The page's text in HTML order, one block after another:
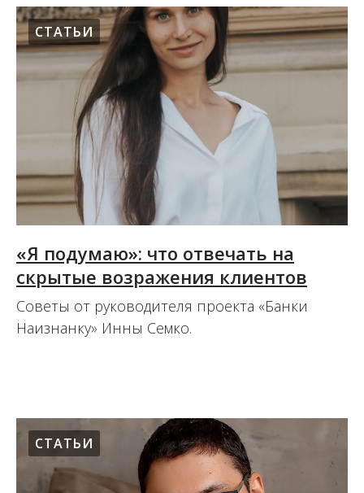
СТАТЬИ
«Я подумаю»: что отвечать на
скрытые возражения клиентов
Советы от руководителя проекта «Банки
Наизнанку» Инны Семко.
СТАТЬИ